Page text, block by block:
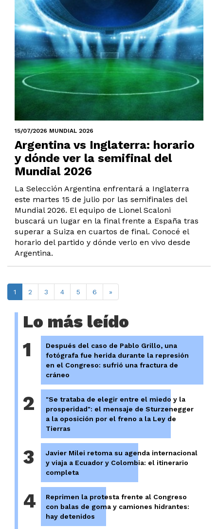
15/07/2026 MUNDIAL 2026
Argentina vs Inglaterra: horario
y dónde ver la semifinal del
Mundial 2026
La Selección Argentina enfrentará a Inglaterra
este martes 15 de julio por las semifinales del
Mundial 2026. El equipo de Lionel Scaloni
buscará un lugar en la final frente a España tras
superar a Suiza en cuartos de final. Conocé el
horario del partido y dónde verlo en vivo desde
Argentina.
1 2 3 4 5 6 »
Lo más leído
1
Después del caso de Pablo Grillo, una
fotógrafa fue herida durante la represión
en el Congreso: sufrió una fractura de
cráneo
2
"Se trataba de elegir entre el miedo y la
prosperidad": el mensaje de Sturzenegger
a la oposición por el freno a la Ley de
Tierras
3
Javier Milei retoma su agenda internacional
y viaja a Ecuador y Colombia: el itinerario
completa
4
Reprimen la protesta frente al Congreso
con balas de goma y camiones hidrantes:
hay detenidos